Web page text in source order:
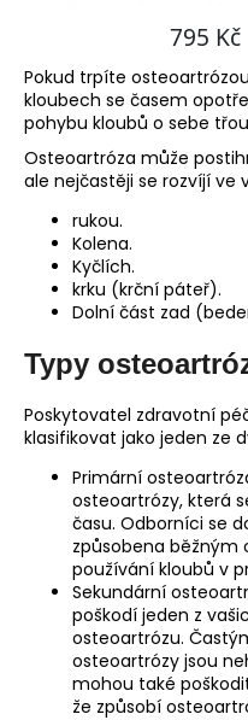
Pokud trpíte
kloubech se časem
pohybu kloubů o sebe
Osteoartróza může
ale nejčastěji se rozvíjí ve
rukou.
Kolena.
Kyčlích.
krku (krční páteř).
Dolní část zad
Typy
Poskytovatel zdravotní
klasifikovat jako jeden ze
Primární
osteoartrózy, která
času. Odborníci se
způsobena běžným
používání kloubů v
Sekundární
poškodí jeden z
osteoartrózu.
osteoartrózy jsou
mohou také
že způsobí